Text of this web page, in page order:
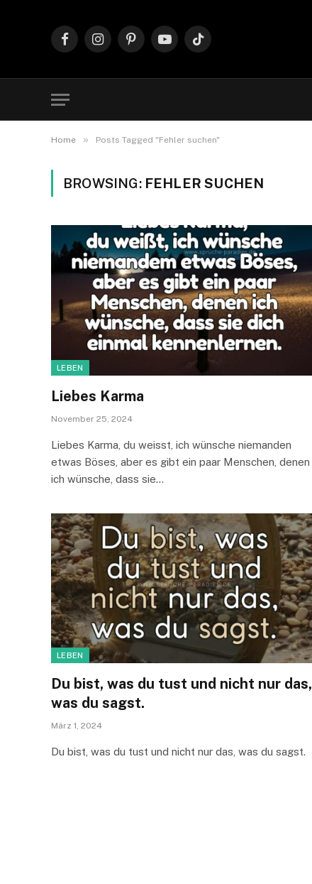
FacebookInstagramPinterestYouTubeTikTok
Home » Posts Tagged "Fehler suchen"
BROWSING: FEHLER SUCHEN
LEBEN
Liebes Karma
November 25, 2024
Liebes Karma, du weisst, ich wünsche niemanden
etwas Böses, aber es gibt ein paar Menschen, denen
ich wünsche, dass sie…
LEBEN
Du bist, was du tust und nicht nur das,
was du sagst.
März 1, 2024
Du bist, was du tust und nicht nur das, was du sagst.